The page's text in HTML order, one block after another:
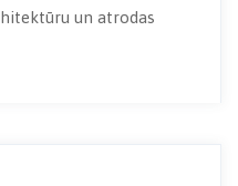
un atrodas